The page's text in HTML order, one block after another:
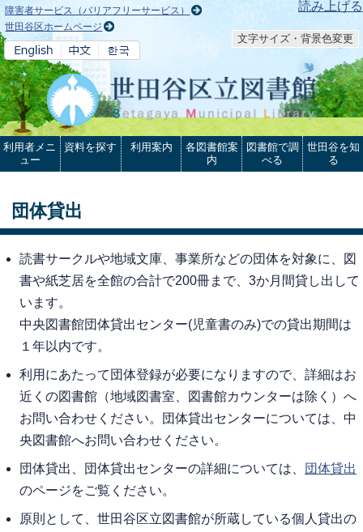
本文へ 読み上げる
障害者サービス（バリアフリーサービス）
世田谷区ホームページ
文字サイズ・背景色変更
利用者メニ
ュー
資料を探す 利用案内
各図書館案
内
図書館で調
べる
世田谷を知
る
団体貸出
読書サークルや地域文庫、事業所などの団体を対象に、図
書や紙芝居を全館の合計で200冊まで、3か月間貸し出して
います。
中央図書館団体貸出センター(児童書のみ)での貸出期間は
１年以内です。
利用にあたって団体登録が必要になりますので、詳細はお
近くの図書館（地域図書室、図書館カウンターは除く）へ
お問い合わせください。団体貸出センターについては、中
央図書館へお問い合わせください。
団体貸出、団体貸出センターの詳細については、
団体貸出
のページをご覧ください。
原則として、世田谷区立図書館が所蔵している個人貸出の